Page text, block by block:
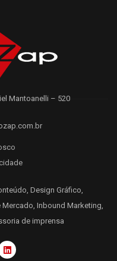
Mantoanelli – 520
Design Gráfico,
Inbound Marketing,
de imprensa